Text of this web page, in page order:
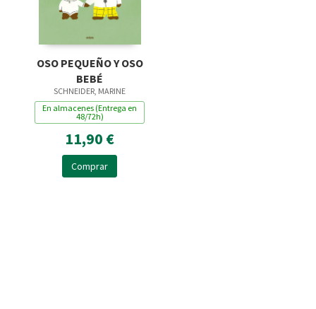
OSO PEQUEÑO Y OSO
BEBÉ
SCHNEIDER, MARINE
En almacenes (Entrega en
48/72h)
11,90 €
Comprar